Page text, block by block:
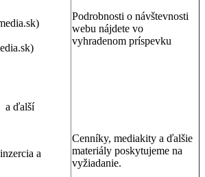
a ďalší
a
Podrobnosti o návštevnosti
webu nájdete vo
vyhradenom príspevku
Cenníky, mediakity a ďalšie
materiály poskytujeme na
vyžiadanie.